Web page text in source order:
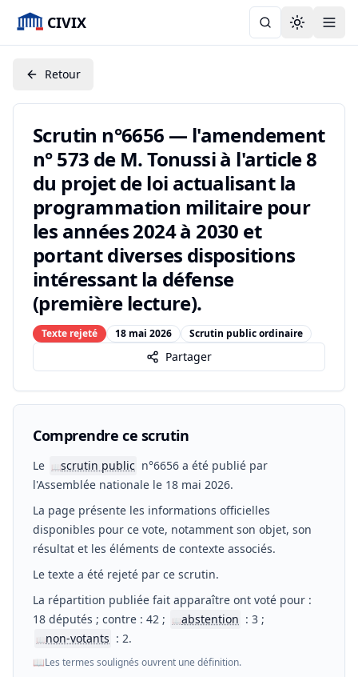
CIVIX Toggle
Retour
Scrutin n°6656 — l'amendement
n° 573 de M. Tonussi à l'article 8
du projet de loi actualisant la
programmation militaire pour
les années 2024 à 2030 et
portant diverses dispositions
intéressant la défense
(première lecture).
Texte rejeté 18 mai 2026 Scrutin public ordinaire
Partager
Comprendre ce scrutin
Le 📖scrutin public n°6656 a été publié par
l'Assemblée nationale le 18 mai 2026.
La page présente les informations officielles
disponibles pour ce vote, notamment son objet, son
résultat et les éléments de contexte associés.
Le texte a été rejeté par ce scrutin.
La répartition publiée fait apparaître ont voté pour :
18 députés ; contre : 42 ;
📖abstention : 3 ;
📖non-votants : 2.
📖Les termes soulignés ouvrent une définition.